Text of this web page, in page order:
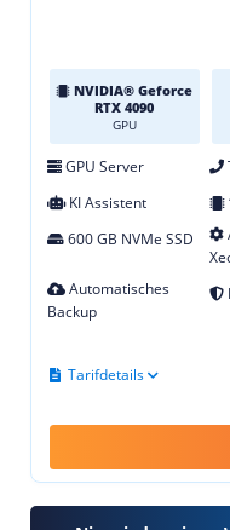
NVIDIA® Geforce
RTX 4090
GPU
GPU Server
KI Assistent
600 GB NVMe SSD
Automatisches
Backup
Tarifdetails